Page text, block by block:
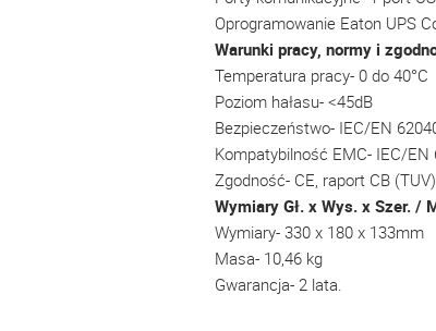
Oprogramowanie Eaton UPS
Warunki pracy, normy i
Temperatura pracy- 0 do 40°C
Poziom hałasu- <45dB
Bezpieczeństwo- IEC/EN
Kompatybilność EMC- IEC/EN
Zgodność- CE, raport CB (TUV)
Wymiary Gł. x Wys. x Szer. /
Wymiary- 330 x 180 x 133mm
Masa- 10,46 kg
Gwarancja- 2 lata.